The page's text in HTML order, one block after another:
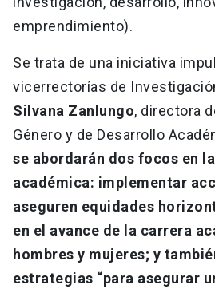
emprendimiento).
Se trata de una iniciativa
vicerrectorías de
Silvana Zanlungo, directora
Género y de Desarrollo
se abordarán dos focos en
académica: implementar
aseguren equidades
en el avance de la carrera
hombres y mujeres; y
estrategias “para asegurar